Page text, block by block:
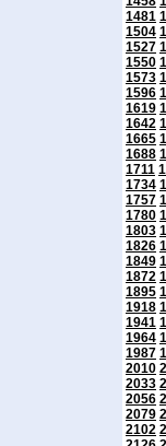
1481
1504
1527
1550
1573
1596
1619
1642
1665
1688
1711
1734
1757
1780
1803
1826
1849
1872
1895
1918
1941
1964
1987
2010
2033
2056
2079
2102